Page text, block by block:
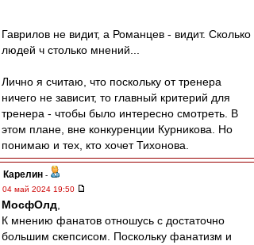
Гаврилов не видит, а Романцев - видит. Сколько
людей ч столько мнений...
Лично я считаю, что поскольку от тренера
ничего не зависит, то главный критерий для
тренера - чтобы было интересно смотреть. В
этом плане, вне конкуренции Курникова. Но
понимаю и тех, кто хочет Тихонова.
Карелин -
04 май 2024 19:50
МосфОлд
К мнению фанатов отношусь с достаточно
большим скепсисом. Поскольку фанатизм и